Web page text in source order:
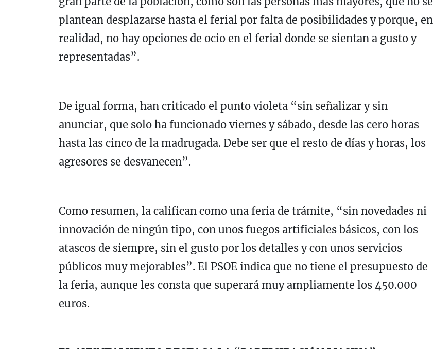
plantean desplazarse hasta el ferial por falta de posibilidades y porque, en
realidad, no hay opciones de ocio en el ferial donde se sientan a gusto y
representadas”.
De igual forma, han criticado el punto violeta “sin señalizar y sin
anunciar, que solo ha funcionado viernes y sábado, desde las cero horas
hasta las cinco de la madrugada. Debe ser que el resto de días y horas, los
agresores se desvanecen”.
Como resumen, la califican como una feria de trámite, “sin novedades ni
innovación de ningún tipo, con unos fuegos artificiales básicos, con los
atascos de siempre, sin el gusto por los detalles y con unos servicios
públicos muy mejorables”. El PSOE indica que no tiene el presupuesto de
la feria, aunque les consta que superará muy ampliamente los 450.000
euros.